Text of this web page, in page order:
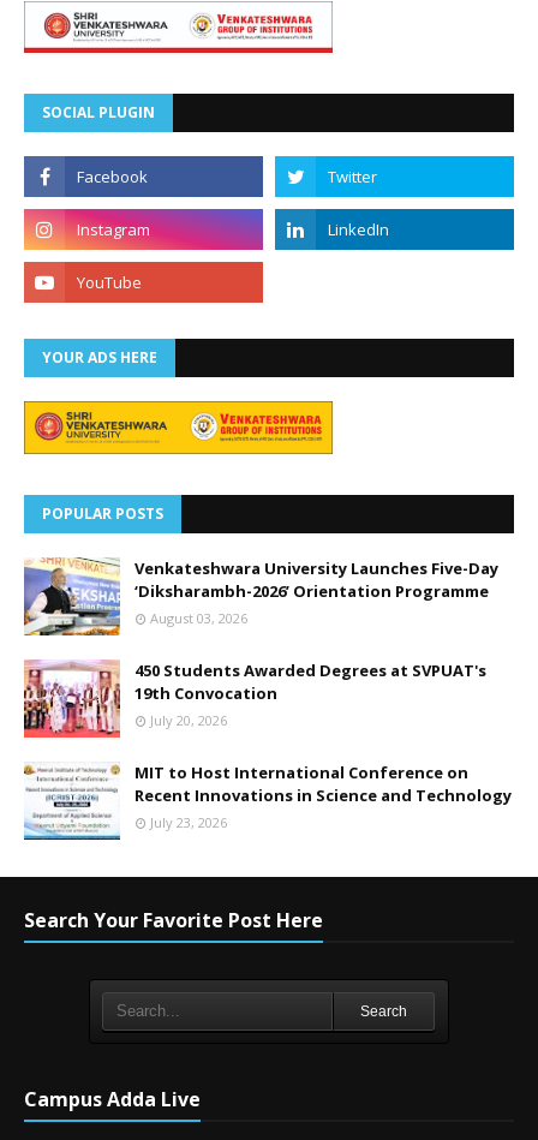
SOCIAL PLUGIN
YOUR ADS HERE
POPULAR POSTS
Venkateshwara University Launches Five-Day
‘Diksharambh-2026’ Orientation Programme
August 03, 2026
450 Students Awarded Degrees at SVPUAT's
19th Convocation
July 20, 2026
MIT to Host International Conference on
Recent Innovations in Science and Technology
July 23, 2026
Search Your Favorite Post Here
Search
Campus Adda Live